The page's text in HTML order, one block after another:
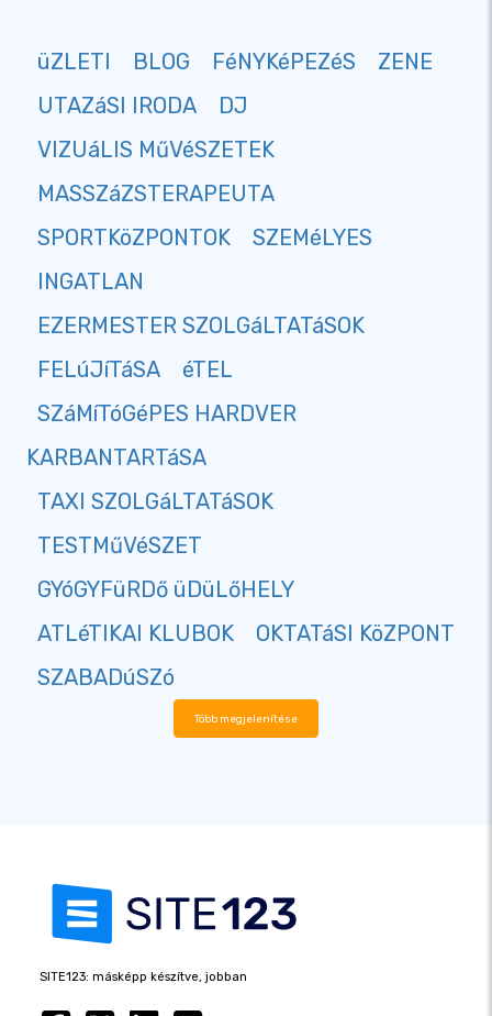
üZLETI BLOG FéNYKéPEZéS
ZENE
UTAZáSI IRODA
DJ
VIZUáLIS MűVéSZETEK
MASSZáZSTERAPEUTA
SPORTKöZPONTOK
SZEMéLYES
INGATLAN
EZERMESTER SZOLGáLTATáSOK
FELúJíTáSA
éTEL
SZáMíTóGéPES HARDVER
KARBANTARTáSA
TAXI SZOLGáLTATáSOK
TESTMűVéSZET
GYóGYFüRDő üDüLőHELY
ATLéTIKAI KLUBOK
OKTATáSI KöZPONT
SZABADúSZó
Több megjelenítése
SITE123: másképp készítve, jobban